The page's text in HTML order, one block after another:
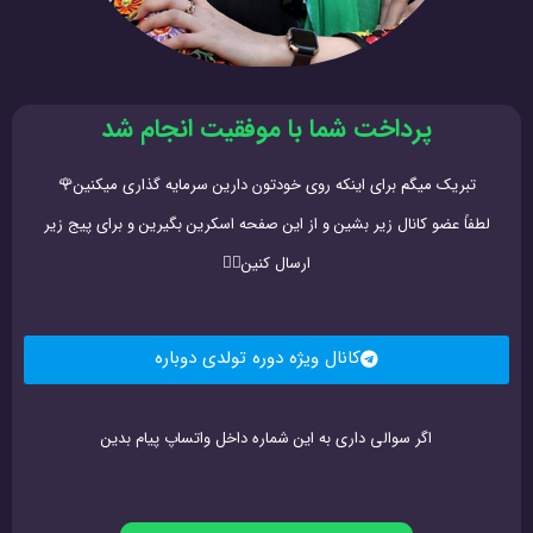
پرداخت شما با موفقیت انجام شد
تبریک میگم برای اینکه روی خودتون دارین سرمایه گذاری میکنین🌹
لطفاً عضو کانال زیر بشین و از این صفحه اسکرین بگیرین و برای پیج زیر
ارسال کنین👇🏻
کانال ویژه دوره تولدی دوباره
اگر سوالی داری به این شماره داخل واتساپ پیام بدین